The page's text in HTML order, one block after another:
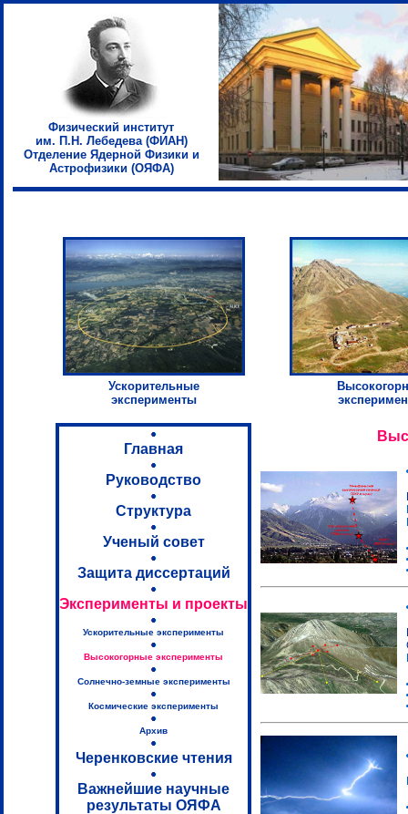
Физический институт
им. П.Н. Лебедева (ФИАН)
Отделение Ядерной Физики и
Астрофизики (ОЯФА)
Ускорительные
эксперименты
Главная
Руководство
Структура
Ученый совет
Защита диссертаций
Эксперименты и проекты
Ускорительные эксперименты
Высокогорные эксперименты
Солнечно-земные эксперименты
Космические эксперименты
Архив
Черенковские чтения
Важнейшие научные
результаты ОЯФА